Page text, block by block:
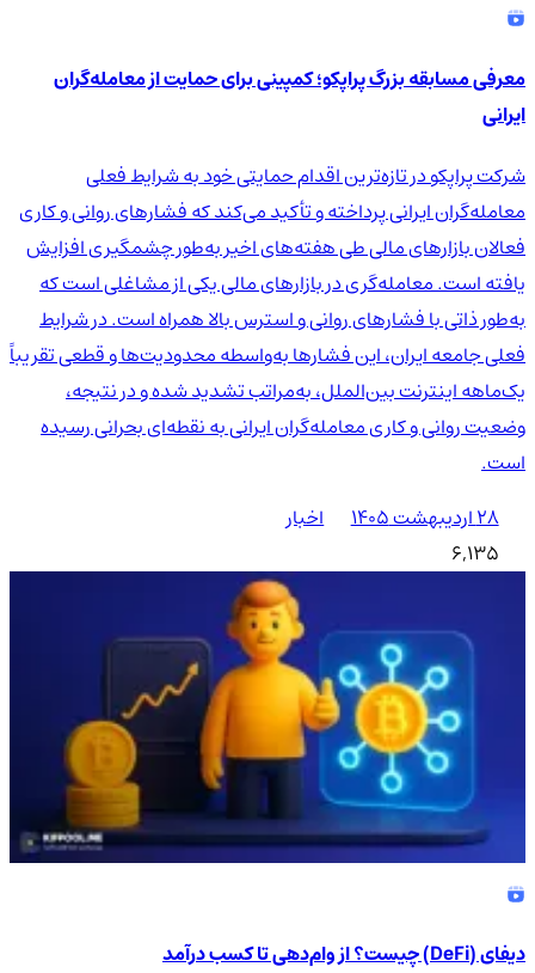
معرفی مسابقه بزرگ پراپکو؛ کمپینی برای حمایت از معامله‌گران
ایرانی
شرکت پراپکو در تازه‌ترین اقدام حمایتی خود به شرایط فعلی
معامله‌گران ایرانی پرداخته و تأکید می‌کند که فشارهای روانی و کاری
فعالان بازارهای مالی طی هفته‌های اخیر به‌طور چشمگیری افزایش
یافته است. معامله‌گری در بازارهای مالی یکی از مشاغلی است که
به‌طور ذاتی با فشارهای روانی و استرس بالا همراه است. در شرایط
فعلی جامعه ایران، این فشارها به‌واسطه محدودیت‌ها و قطعی تقریباً
یک‌ماهه اینترنت بین‌الملل، به‌مراتب تشدید شده و در نتیجه،
وضعیت روانی و کاری معامله‌گران ایرانی به نقطه‌ای بحرانی رسیده
است.
۲۸ اردیبهشت ۱۴۰۵
اخبار
6,135
دیفای (DeFi) چیست؟ از وام‌دهی تا کسب درآمد